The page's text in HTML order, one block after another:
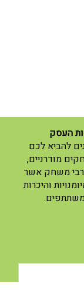
העסק
להביא לכם
מודרניים,
משחק אשר
והיכרות